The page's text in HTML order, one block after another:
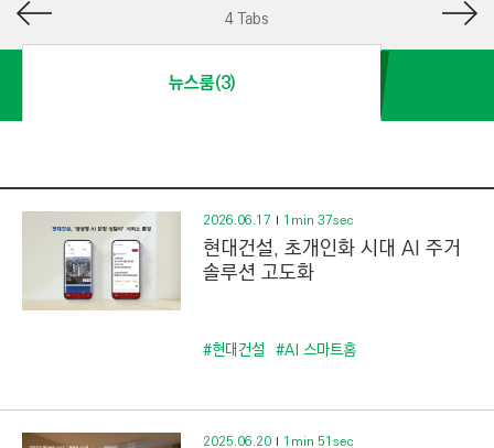
I
N
O
R
I
4 Tabs
뉴스룸(3)
2026.06.17 1min 37sec
현대건설, 초개인화 시대 AI 주거
솔루션 고도화
#현대건설 #AI 스마트홈
2025.06.20 1min 51sec